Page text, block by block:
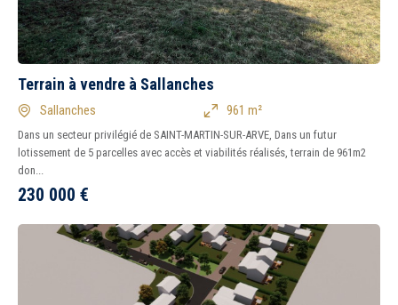
Terrain à vendre à Sallanches
Sallanches 961 m²
Dans un secteur privilégié de SAINT-MARTIN-SUR-ARVE, Dans un futur
lotissement de 5 parcelles avec accès et viabilités réalisés, terrain de 961m2
don...
230 000 €